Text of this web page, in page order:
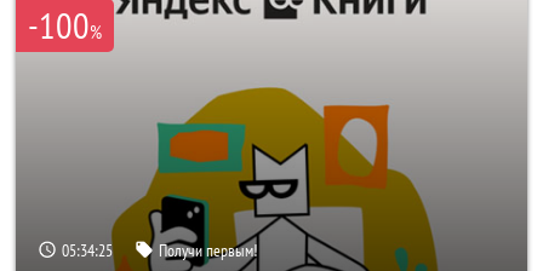
-100%
05:34:25 Получи первым!